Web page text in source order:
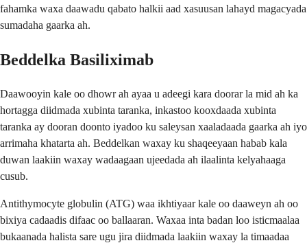
fahamka waxa daawadu qabato halkii aad xasuusan lahayd magacyada
sumadaha gaarka ah.
Beddelka Basiliximab
Daawooyin kale oo dhowr ah ayaa u adeegi kara doorar la mid ah ka
hortagga diidmada xubinta taranka, inkastoo kooxdaada xubinta
taranka ay dooran doonto iyadoo ku saleysan xaaladaada gaarka ah iyo
arrimaha khatarta ah. Beddelkan waxay ku shaqeeyaan habab kala
duwan laakiin waxay wadaagaan ujeedada ah ilaalinta kelyahaaga
cusub.
Antithymocyte globulin (ATG) waa ikhtiyaar kale oo daaweyn ah oo
bixiya cadaadis difaac oo ballaaran. Waxaa inta badan loo isticmaalaa
bukaanada halista sare ugu jira diidmada laakiin waxay la timaadaa